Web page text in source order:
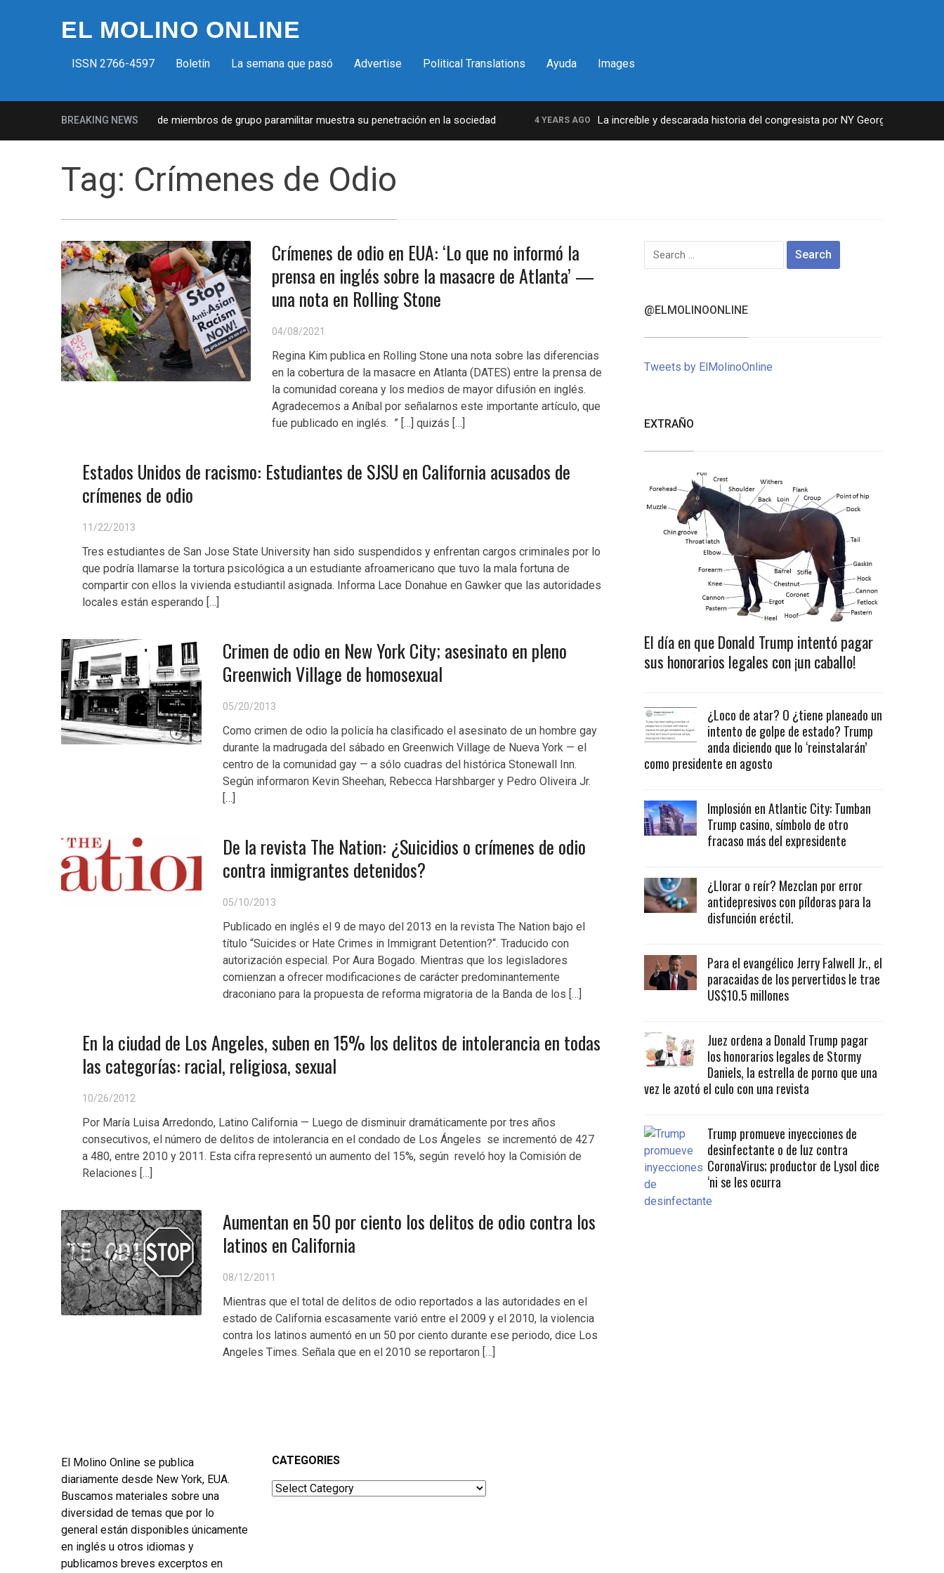
EL MOLINO ONLINE
ISSN 2766-4597 Boletín La semana que pasó Advertise Political Translations Ayuda Images
BREAKING NEWS
fascistas en EUA: Lista de miembros de grupo paramilitar muestra su penetración en la sociedad 4 YEARS AGO La increíble y descarada historia del congresista por NY George Santos
Tag: Crímenes de Odio
Crímenes de odio en EUA: ‘Lo que no informó la
prensa en inglés sobre la masacre de Atlanta’ —
una nota en Rolling Stone
04/08/2021
Regina Kim publica en Rolling Stone una nota sobre las diferencias
en la cobertura de la masacre en Atlanta (DATES) entre la prensa de
la comunidad coreana y los medios de mayor difusión en inglés.
Agradecemos a Aníbal por señalarnos este importante artículo, que
fue publicado en inglés. ” […] quizás […]
Estados Unidos de racismo: Estudiantes de SJSU en California acusados de
crímenes de odio
11/22/2013
Tres estudiantes de San Jose State University han sido suspendidos y enfrentan cargos criminales por lo
que podría llamarse la tortura psicológica a un estudiante afroamericano que tuvo la mala fortuna de
compartir con ellos la vivienda estudiantil asignada. Informa Lace Donahue en Gawker que las autoridades
locales están esperando […]
Crimen de odio en New York City; asesinato en pleno
Greenwich Village de homosexual
05/20/2013
Como crimen de odio la policía ha clasificado el asesinato de un hombre gay
durante la madrugada del sábado en Greenwich Village de Nueva York — el
centro de la comunidad gay — a sólo cuadras del histórica Stonewall Inn.
Según informaron Kevin Sheehan, Rebecca Harshbarger y Pedro Oliveira Jr.
[…]
De la revista The Nation: ¿Suicidios o crímenes de odio
contra inmigrantes detenidos?
05/10/2013
Publicado en inglés el 9 de mayo del 2013 en la revista The Nation bajo el
título “Suicides or Hate Crimes in Immigrant Detention?“. Traducido con
autorización especial. Por Aura Bogado. Mientras que los legisladores
comienzan a ofrecer modificaciones de carácter predominantemente
draconiano para la propuesta de reforma migratoria de la Banda de los […]
En la ciudad de Los Angeles, suben en 15% los delitos de intolerancia en todas
las categorías: racial, religiosa, sexual
10/26/2012
Por María Luisa Arredondo, Latino California — Luego de disminuir dramáticamente por tres años
consecutivos, el número de delitos de intolerancia en el condado de Los Ángeles se incrementó de 427
a 480, entre 2010 y 2011. Esta cifra representó un aumento del 15%, según reveló hoy la Comisión de
Relaciones […]
Aumentan en 50 por ciento los delitos de odio contra los
latinos en California
08/12/2011
Mientras que el total de delitos de odio reportados a las autoridades en el
estado de California escasamente varió entre el 2009 y el 2010, la violencia
contra los latinos aumentó en un 50 por ciento durante ese periodo, dice Los
Angeles Times. Señala que en el 2010 se reportaron […]
Search
for:
@ELMOLINOONLINE
Tweets by ElMolinoOnline
EXTRAÑO
El día en que Donald Trump intentó pagar
sus honorarios legales con ¡un caballo!
¿Loco de atar? O ¿tiene planeado un
intento de golpe de estado? Trump
anda diciendo que lo ‘reinstalarán’
como presidente en agosto
Implosión en Atlantic City: Tumban
Trump casino, símbolo de otro
fracaso más del expresidente
¿Llorar o reír? Mezclan por error
antidepresivos con píldoras para la
disfunción eréctil.
Para el evangélico Jerry Falwell Jr., el
paracaidas de los pervertidos le trae
US$10.5 millones
Juez ordena a Donald Trump pagar
los honorarios legales de Stormy
Daniels, la estrella de porno que una
vez le azotó el culo con una revista
Trump promueve inyecciones de
desinfectante o de luz contra
CoronaVirus; productor de Lysol dice
‘ni se les ocurra
El Molino Online se publica
diariamente desde New York, EUA.
Buscamos materiales sobre una
diversidad de temas que por lo
general están disponibles únicamente
en inglés u otros idiomas y
publicamos breves excerptos en
CATEGORIES
Categories